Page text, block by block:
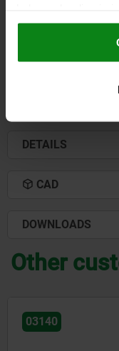
gesammelt haben.
€34.69
DETAILS
CAD
DOWNLOADS
Other
03140